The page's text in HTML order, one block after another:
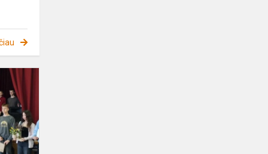
savaitės
2025“
veiklose